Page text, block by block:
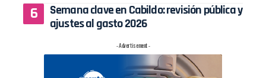
Semana clave en Cabildo: revisión pública y
ajustes al gasto 2026
- Advertisement -